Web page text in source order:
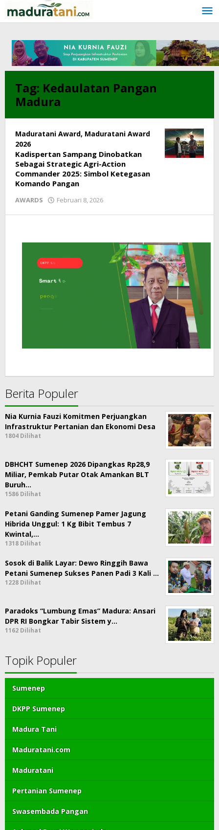
ke
konten
Tag: Kedaulatan Pangan
Madura
Maduratani Award, Maduratani Award
2026
Kadispertan Sampang Dinobatkan
Sebagai Strategic Agri-Action
Commander 2025: Simbol Ketegasan
Komando Pangan
AWARDS Februari 8, 2026
Berita Populer
Nia Kurnia Fauzi Komitmen Perjuangkan
Infrastruktur Pertanian dan Ekonomi Desa
1804 Dilihat
DBHCHT Sumenep 2026 Dipangkas Rp28,9
Miliar, Pemkab Putar Otak Amankan BLT
Buruh…
1586 Dilihat
Petani Ganding Sumenep Pamer Jagung
Hibrida Unggul: 1 Kg Bibit Tembus 7
Kwintal,…
1318 Dilihat
Sosok di Balik Layar: Dewo Ringgih Bawa
Petani Sumenep Sukses Panen Padi 3 Kali …
1228 Dilihat
Paradoks “Lumbung Emas” Madura: Ansari
DPR RI Bongkar Tabir Sistem y…
1162 Dilihat
Topik Populer
Sumenep
DKPP Sumenep
Madura Tani
Maduratani.com
Maduratani
Pertanian Sumenep
Swasembada Pangan